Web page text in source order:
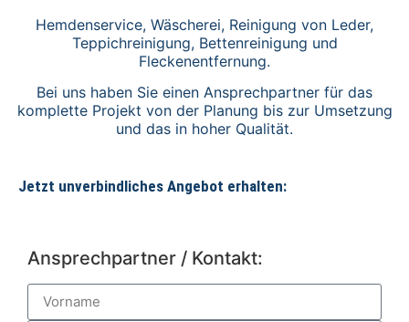
Hemdenservice, Wäscherei, Reinigung von Leder,
Teppichreinigung, Bettenreinigung und
Fleckenentfernung.
Bei uns haben Sie einen Ansprechpartner für das
komplette Projekt von der Planung bis zur Umsetzung
und das in hoher Qualität.
Jetzt unverbindliches Angebot erhalten:
Ansprechpartner / Kontakt: